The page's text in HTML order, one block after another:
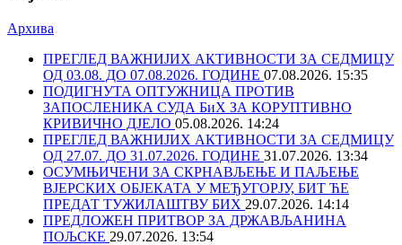
Архива
ПРЕГЛЕД ВАЖНИЈИХ АКТИВНОСТИ ЗА СЕДМИЦУ
ОД 03.08. ДО 07.08.2026. ГОДИНЕ 07.08.2026. 15:35
ПОДИГНУТА ОПТУЖНИЦА ПРОТИВ
ЗАПОСЛЕНИКА СУДА БиХ ЗА КОРУПТИВНО
КРИВИЧНО ДЈЕЛО 05.08.2026. 14:24
ПРЕГЛЕД ВАЖНИЈИХ АКТИВНОСТИ ЗА СЕДМИЦУ
ОД 27.07. ДО 31.07.2026. ГОДИНЕ 31.07.2026. 13:34
ОСУМЊИЧЕНИ ЗА СКРНАВЉЕЊЕ И ПАЉЕЊЕ
ВЈЕРСКИХ ОБЈЕКАТА У МЕЂУГОРЈУ, БИТ ЋЕ
ПРЕДАТ ТУЖИЛАШТВУ БИХ 29.07.2026. 14:14
ПРЕДЛОЖЕН ПРИТВОР ЗА ДРЖАВЉАНИНА
ПОЉСКЕ 29.07.2026. 13:54